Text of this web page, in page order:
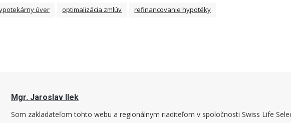
úver optimalizácia zmlúv refinancovanie hypotéky
Mgr. Jaroslav Ilek
Som zakladateľom tohto webu a regionálnym riaditeľom v spoločnosti Swiss Life